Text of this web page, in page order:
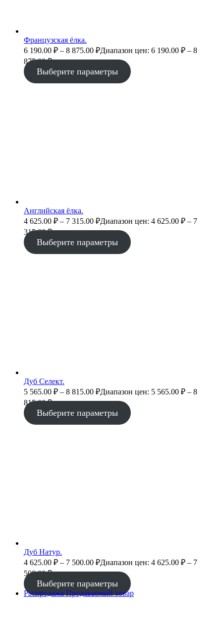
Французская ёлка.
6 190.00 ₽ – 8 875.00 ₽Диапазон цен: 6 190.00 ₽ – 8
875.00 ₽
Выберите параметры
Английская ёлка.
4 625.00 ₽ – 7 315.00 ₽Диапазон цен: 4 625.00 ₽ – 7
315.00 ₽
Выберите параметры
Дуб Селект.
5 565.00 ₽ – 8 815.00 ₽Диапазон цен: 5 565.00 ₽ – 8
815.00 ₽
Выберите параметры
Дуб Натур.
4 625.00 ₽ – 7 500.00 ₽Диапазон цен: 4 625.00 ₽ – 7
500.00 ₽
Выберите параметры
Распродажа Продаваемый товар